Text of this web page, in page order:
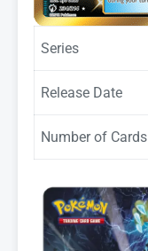
Series
Release Date
Number of Cards